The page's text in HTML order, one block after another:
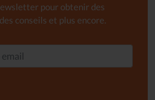
pour obtenir des
conseils et plus encore.